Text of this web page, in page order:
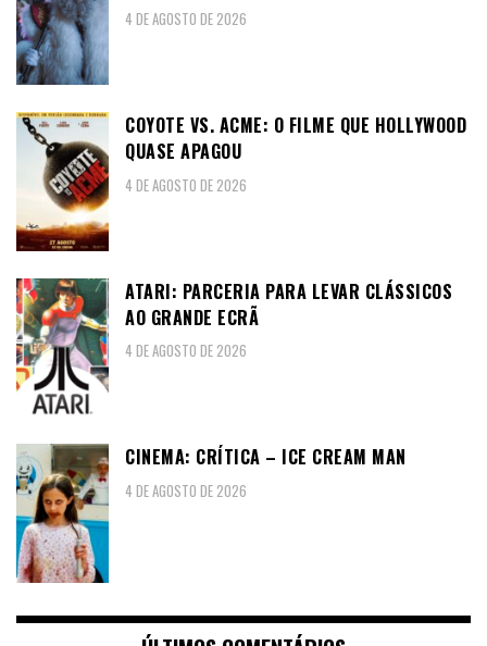
4 DE AGOSTO DE 2026
COYOTE VS. ACME: O FILME QUE HOLLYWOOD
QUASE APAGOU
4 DE AGOSTO DE 2026
ATARI: PARCERIA PARA LEVAR CLÁSSICOS
AO GRANDE ECRÃ
4 DE AGOSTO DE 2026
CINEMA: CRÍTICA – ICE CREAM MAN
4 DE AGOSTO DE 2026